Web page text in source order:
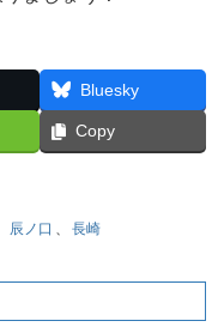
Bluesky
Copy
辰ノ口 長崎